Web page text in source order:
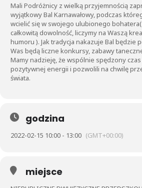
Mali Podróżnicy z wielką przyjemnością
wyjątkowy Bal Karnawałowy, podczas
wcielić się w swojego ulubionego
całkowitą dowolność, liczymy na Waszą
humoru ). Jak tradycja nakazuje Bal będzie
Was będą liczne konkursy, zabawy
Mamy nadzieję, że wspólnie spędzony
pozytywnej energii i pozwolili na chwilę
świata.
godzina
2022-02-15 10:00 - 13:00 (GMT+00:00)
miejsce